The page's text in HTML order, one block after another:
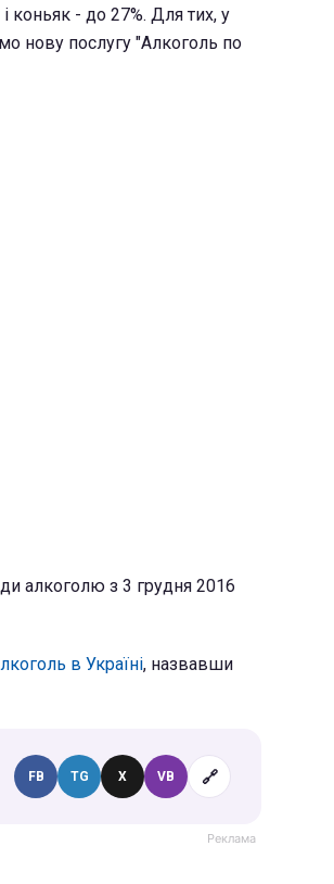
коньяк - до 27%. Для тих, у
нову послугу "Алкоголь по
алкоголю з 3 грудня 2016
в Україні, назвавши
FB TG X VB 🔗